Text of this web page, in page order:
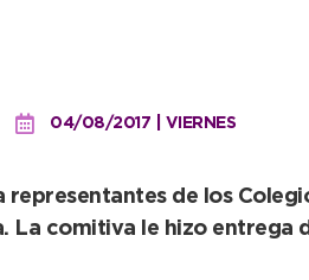
04/08/2017 | VIERNES
de los
La comitiva le hizo